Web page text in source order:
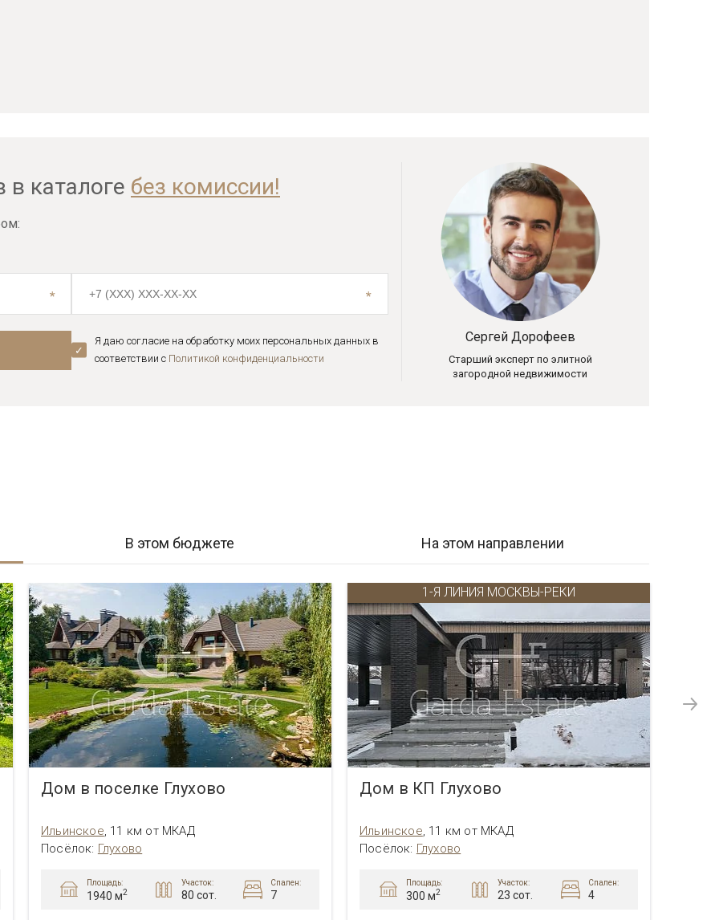
каталоге без комиссии!
Я даю согласие на обработку моих персональных данных в
соответствии с Политикой конфиденциальноcти
Сергей Дорофеев
Старший эксперт по элитной
загородной недвижимости
В этом бюджете На этом направлении
Дом в поселке Глухово
Ильинское 11 км от МКАД
Посёлок: Глухово
Площадь:
1940 м2
Участок:
80 сот.
Спален:
7
1-Я ЛИНИЯ МОСКВЫ-РЕКИ
Дом в КП Глухово
Ильинское 11 км от МКАД
Посёлок: Глухово
Площадь:
300 м2
Участок:
23 сот.
Спален:
4